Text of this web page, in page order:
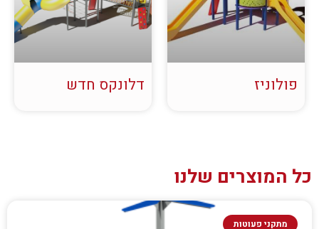
פולוניז דלונקס חדש
כל המוצרים שלנו
מתקני פעוטות